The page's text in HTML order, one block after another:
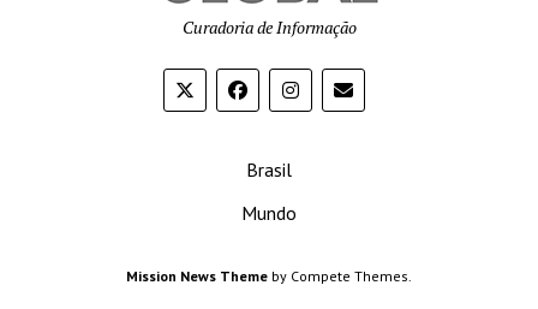
Curadoria de Informação
Brasil
Mundo
Mission News Theme by Compete Themes.